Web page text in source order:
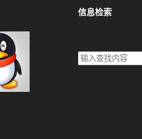
信息检索